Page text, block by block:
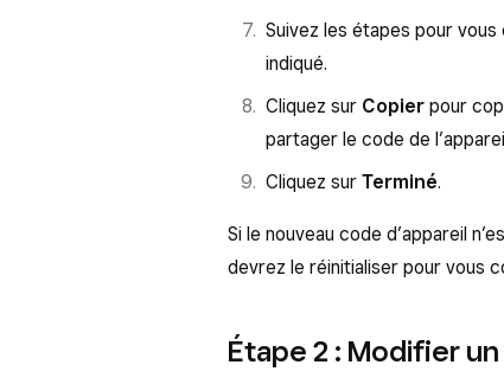
Suivez les étapes pour vous
indiqué.
Cliquez sur Copier pour
partager le code de
Cliquez sur Terminé.
Si le nouveau code d’appareil
devrez le réinitialiser pour vous
Étape 2 : Modifier